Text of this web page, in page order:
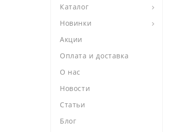
Каталог
Новинки
Акции
Оплата и доставка
О нас
Новости
Статьи
Блог